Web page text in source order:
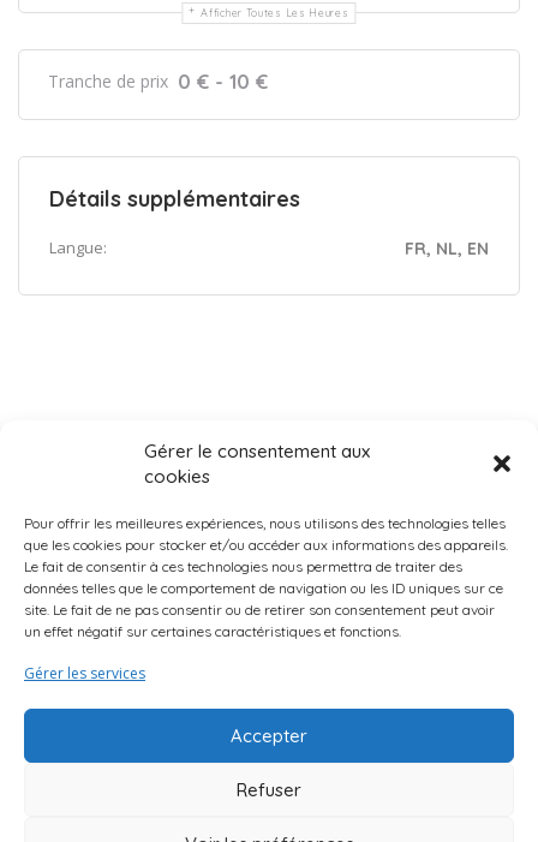
Gérer le consentement aux
cookies
Pour offrir les meilleures expériences, nous utilisons des technologies telles
que les cookies pour stocker et/ou accéder aux informations des appareils.
Le fait de consentir à ces technologies nous permettra de traiter des
données telles que le comportement de navigation ou les ID uniques sur ce
site. Le fait de ne pas consentir ou de retirer son consentement peut avoir
un effet négatif sur certaines caractéristiques et fonctions.
Gérer les services
Accepter
Refuser
Afficher Toutes Les Heures
Tranche de prix 0 € - 10 €
Détails supplémentaires
Langue: FR, NL, EN
Page d’accueil Qui Sommes-Nous ?
Mentions légales
Suggestions d’activités
Curio Endroits & Histoires